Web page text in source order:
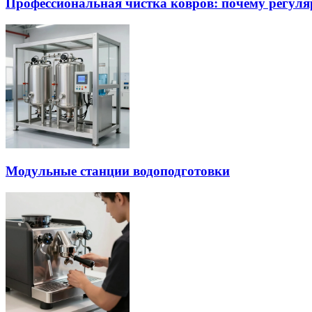
Профессиональная чистка ковров: почему
Модульные станции водоподготовки